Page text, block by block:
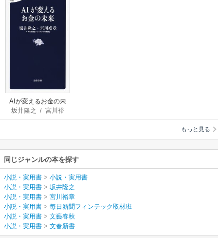
AIが変えるお金の未
来
坂井隆之 /宮川裕
章/毎日新聞フィン
もっと見る
同じジャンルの本を探す
小説・実用書 > 小説・実用書
小説・実用書 > 坂井隆之
小説・実用書 > 宮川裕章
小説・実用書 > 毎日新聞フィンテック取材班
小説・実用書 > 文藝春秋
小説・実用書 > 文春新書